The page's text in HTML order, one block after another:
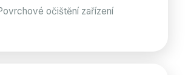
očištění zařízení